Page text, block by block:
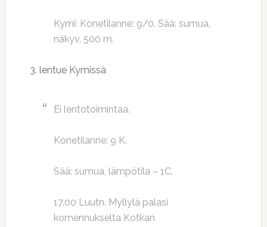
Kymi: Konetilanne: 9/0. Sää: sumua,
näkyv. 500 m.
3. lentue Kymissä
Ei lentotoimintaa.
Konetilanne: 9 K.
Sää: sumua, lämpötila – 1C.
17.00 Luutn. Myllylä palasi
komennukselta Kotkan